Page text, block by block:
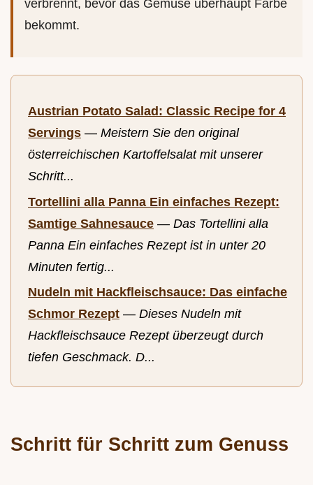
verbrennt, bevor das Gemüse überhaupt Farbe
bekommt.
Austrian Potato Salad: Classic Recipe for 4
Servings — Meistern Sie den original
österreichischen Kartoffelsalat mit unserer
Schritt...
Tortellini alla Panna Ein einfaches Rezept:
Samtige Sahnesauce — Das Tortellini alla
Panna Ein einfaches Rezept ist in unter 20
Minuten fertig...
Nudeln mit Hackfleischsauce: Das einfache
Schmor Rezept — Dieses Nudeln mit
Hackfleischsauce Rezept überzeugt durch
tiefen Geschmack. D...
Schritt für Schritt zum Genuss